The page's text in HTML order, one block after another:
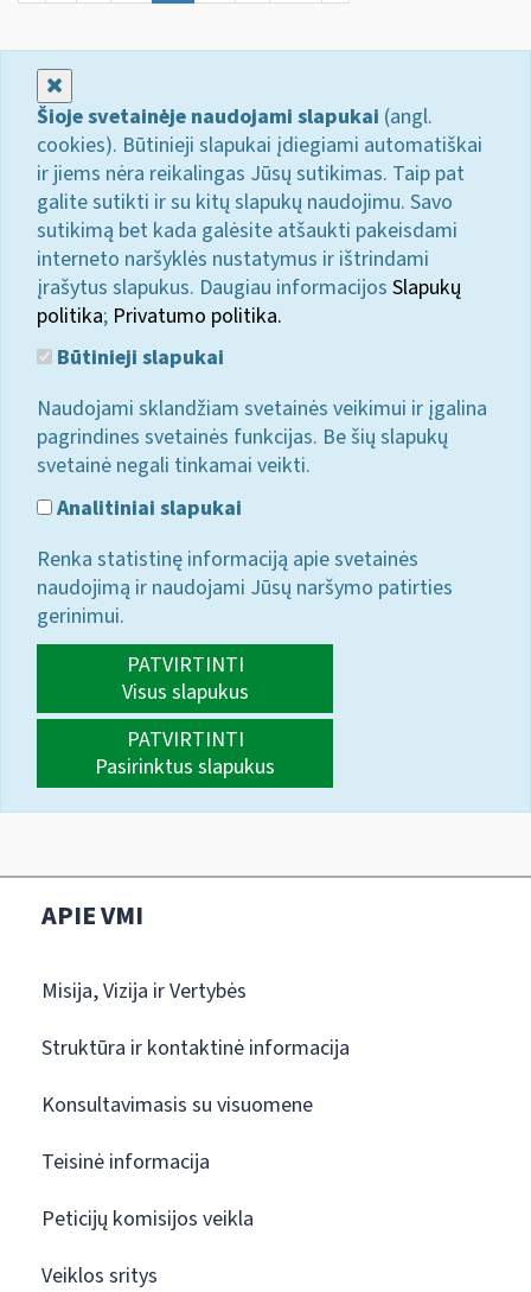
Šioje svetainėje naudojami slapukai (angl.
cookies). Būtinieji slapukai įdiegiami automatiškai
ir jiems nėra reikalingas Jūsų sutikimas. Taip pat
galite sutikti ir su kitų slapukų naudojimu. Savo
sutikimą bet kada galėsite atšaukti pakeisdami
interneto naršyklės nustatymus ir ištrindami
įrašytus slapukus. Daugiau informacijos Slapukų
politika; Privatumo politika.
Būtinieji slapukai
Naudojami sklandžiam svetainės veikimui ir įgalina
pagrindines svetainės funkcijas. Be šių slapukų
svetainė negali tinkamai veikti.
Analitiniai slapukai
Renka statistinę informaciją apie svetainės
naudojimą ir naudojami Jūsų naršymo patirties
gerinimui.
PATVIRTINTI
Visus slapukus
PATVIRTINTI
Pasirinktus slapukus
APIE VMI
Misija, Vizija ir Vertybės
Struktūra ir kontaktinė informacija
Konsultavimasis su visuomene
Teisinė informacija
Peticijų komisijos veikla
Veiklos sritys